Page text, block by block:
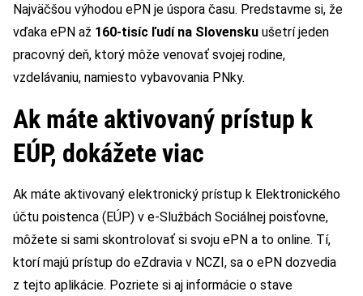
Najväčšou výhodou ePN je úspora času. Predstavme si, že
vďaka ePN až 160-tisíc ľudí na Slovensku ušetrí jeden
pracovný deň, ktorý môže venovať svojej rodine,
vzdelávaniu, namiesto vybavovania PNky.
Ak máte aktivovaný prístup k
EÚP, dokážete viac
Ak máte aktivovaný elektronický prístup k Elektronického
účtu poistenca (EÚP) v e-Službách Sociálnej poisťovne,
môžete si sami skontrolovať si svoju ePN a to online. Tí,
ktorí majú prístup do eZdravia v NCZI, sa o ePN dozvedia
z tejto aplikácie. Pozriete si aj informácie o stave